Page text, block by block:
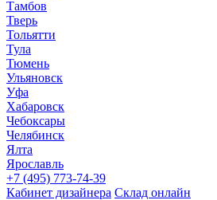
Тамбов
Тверь
Тольятти
Тула
Тюмень
Ульяновск
Уфа
Хабаровск
Чебоксары
Челябинск
Ялта
Ярославль
+7 (495) 773-74-39
Кабинет дизайнера Склад онлайн